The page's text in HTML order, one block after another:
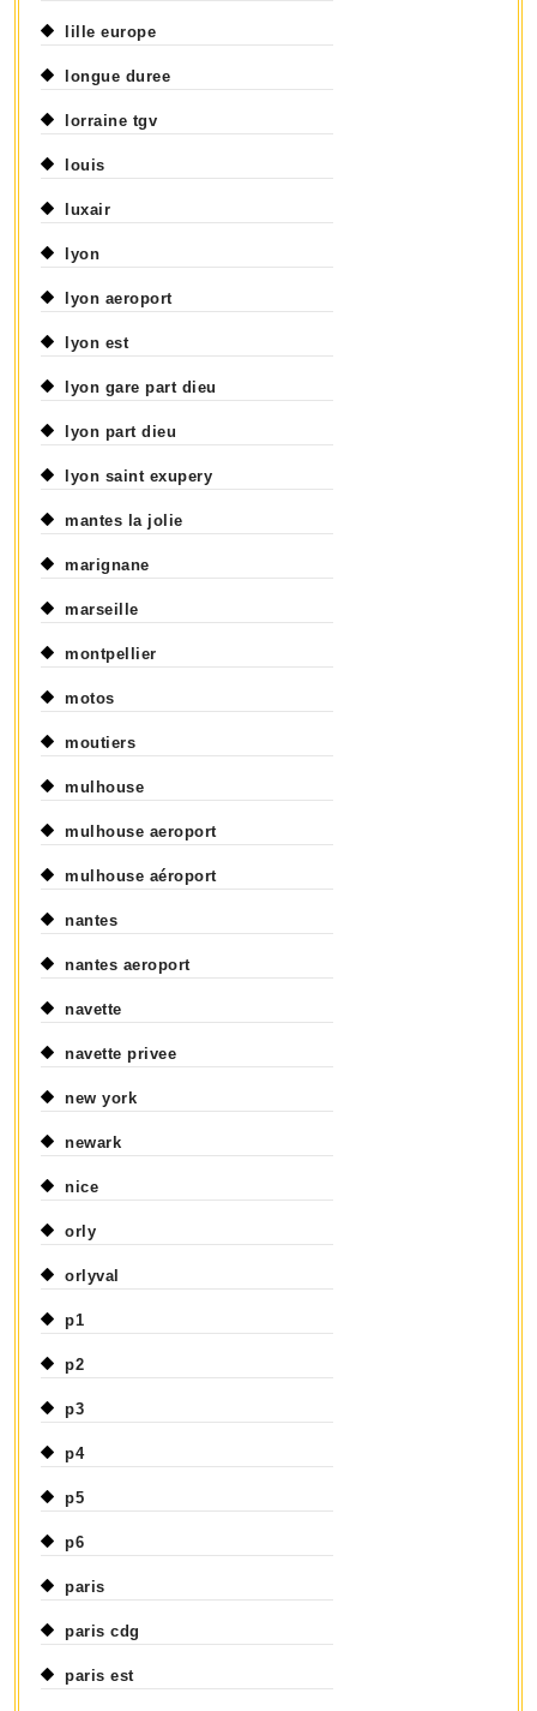
lille europe
longue duree
lorraine tgv
louis
luxair
lyon
lyon aeroport
lyon est
lyon gare part dieu
lyon part dieu
lyon saint exupery
mantes la jolie
marignane
marseille
montpellier
motos
moutiers
mulhouse
mulhouse aeroport
mulhouse aéroport
nantes
nantes aeroport
navette
navette privee
new york
newark
nice
orly
orlyval
p1
p2
p3
p4
p5
p6
paris
paris cdg
paris est